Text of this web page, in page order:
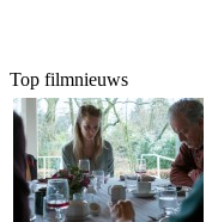
Top filmnieuws